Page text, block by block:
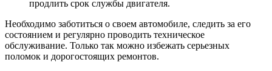
продлить срок службы двигателя.
Необходимо заботиться о своем автомобиле, следить за его
состоянием и регулярно проводить техническое
обслуживание. Только так можно избежать серьезных
поломок и дорогостоящих ремонтов.